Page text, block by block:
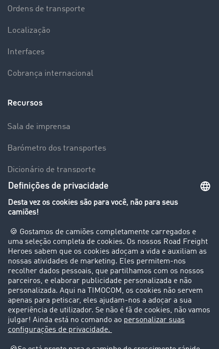
Ordens de transporte
Localização
Interfaces
Cobrança internacional
Recursos
Sala de imprensa
Barómetro dos transportes
Dicionário de transporte
Visão geral da Bolsa de Cargas
Clientes recomendam clientes
Casos de sucesso
Suporte
Suporte
Avisos legais